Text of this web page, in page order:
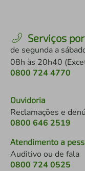
Serviços
de segunda a
08h às 20h40
0800 724 4770
Ouvidoria
Reclamações e
0800 646 2519
Atendimento a
Auditivo ou de fala
0800 724 0525